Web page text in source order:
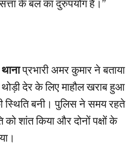
के बल का दुरुपयोग है।”
प्रभारी अमर कुमार ने बताया
देर के लिए माहौल खराब हुआ
बनी। पुलिस ने समय रहते
को शांत किया और दोनों पक्षों के